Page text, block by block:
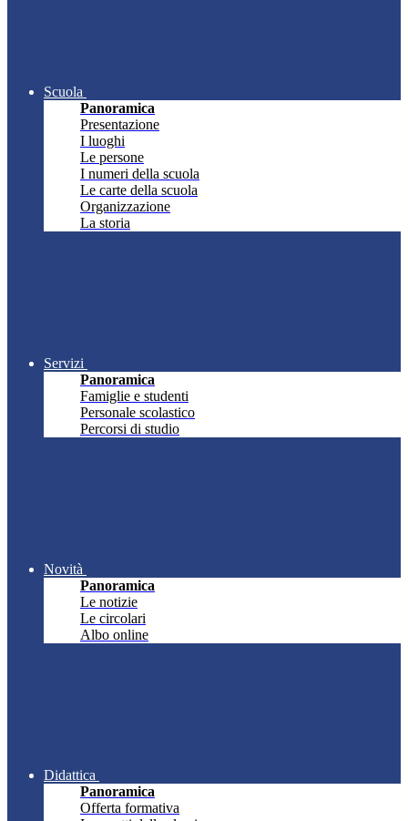
Scuola
Panoramica
Presentazione
I luoghi
Le persone
I numeri della scuola
Le carte della scuola
Organizzazione
La storia
Servizi
Panoramica
Famiglie e studenti
Personale scolastico
Percorsi di studio
Novità
Panoramica
Le notizie
Le circolari
Albo online
Didattica
Panoramica
Offerta formativa